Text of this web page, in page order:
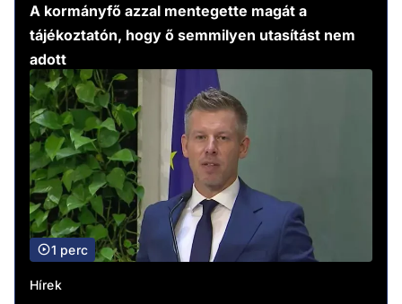
A kormányfő azzal mentegette magát a
tájékoztatón, hogy ő semmilyen utasítást nem
adott
1 perc
Hírek